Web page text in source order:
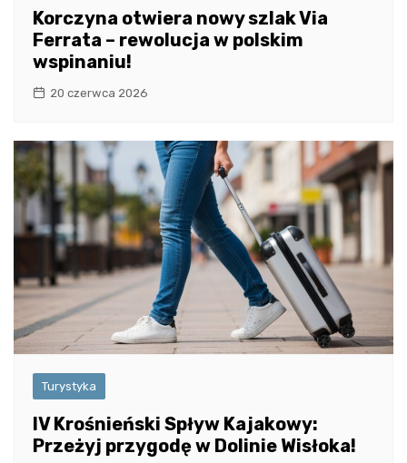
Korczyna otwiera nowy szlak Via
Ferrata – rewolucja w polskim
wspinaniu!
20 czerwca 2026
Turystyka
IV Krośnieński Spływ Kajakowy:
Przeżyj przygodę w Dolinie Wisłoka!